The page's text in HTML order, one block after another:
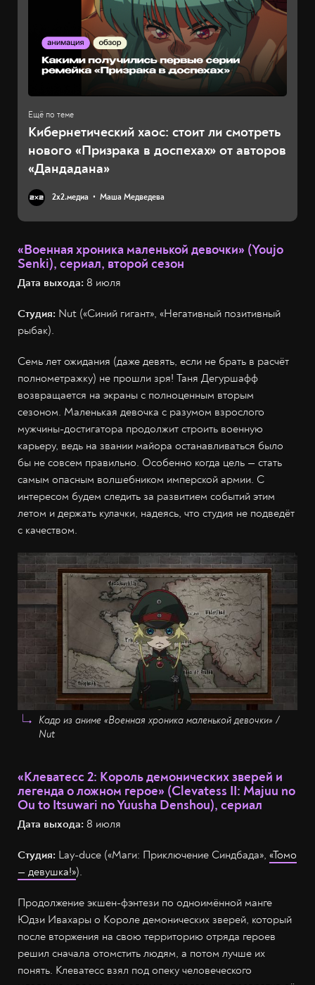
Кибернетический хаос: стоит ли смотреть
нового «Призрака в доспехах» от авторов
«Дандадана»
2х2.медиа Маша Медведева
«Военная хроника маленькой девочки» (Youjo
Senki), сериал, второй сезон
Дата выхода: 8 июля
Студия: Nut («Синий гигант», «Негативный позитивный
рыбак).
Семь лет ожидания (даже девять, если не брать в расчёт
полнометражку) не прошли зря! Таня Дегуршафф
возвращается на экраны с полноценным вторым
сезоном. Маленькая девочка с разумом взрослого
мужчины-достигатора продолжит строить военную
карьеру, ведь на звании майора останавливаться было
бы не совсем правильно. Особенно когда цель — стать
самым опасным волшебником имперской армии. С
интересом будем следить за развитием событий этим
летом и держать кулачки, надеясь, что студия не подведёт
с качеством.
Кадр из аниме «Военная хроника маленькой девочки» /
Nut
«Клеватесс 2: Король демонических зверей и
легенда о ложном герое» (Clevatess II: Majuu no
Ou to Itsuwari no Yuusha Denshou), сериал
Дата выхода: 8 июля
Студия: Lay-duce («Маги: Приключение Синдбада», «Томо
— девушка!»).
Продолжение экшен-фэнтези по одноимённой манге
Юдзи Ивахары о Короле демонических зверей, который
после вторжения на свою территорию отряда героев
решил сначала отомстить людям, а потом лучше их
понять. Клеватесс взял под опеку человеческого